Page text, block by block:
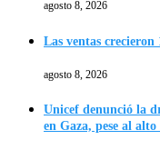
agosto 8, 2026
Las ventas
agosto 8, 2026
Unicef denunció la
en Gaza, pese al